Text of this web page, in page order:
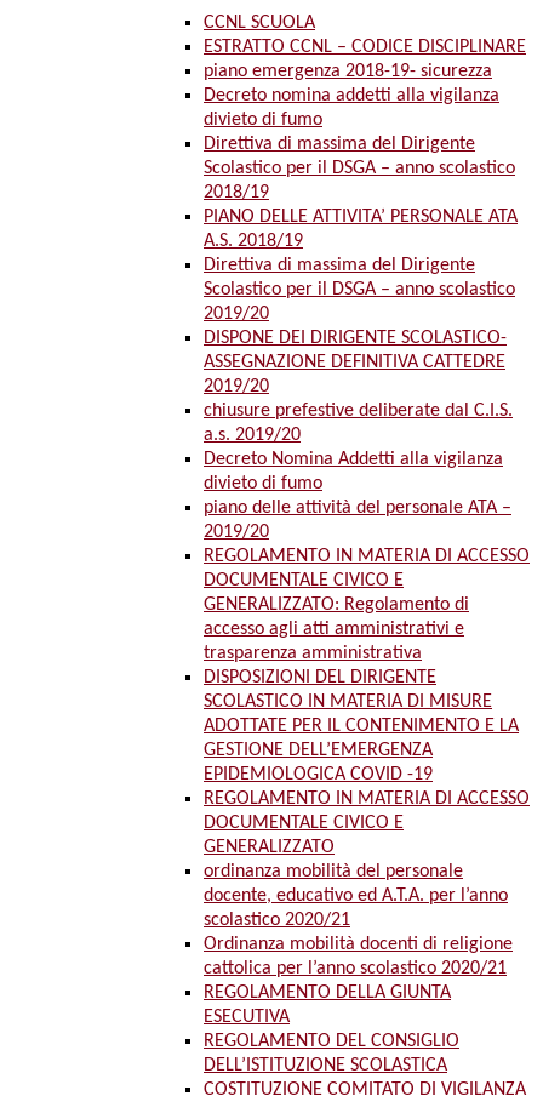
CCNL SCUOLA
ESTRATTO CCNL – CODICE DISCIPLINARE
piano emergenza 2018-19- sicurezza
Decreto nomina addetti alla vigilanza
divieto di fumo
Direttiva di massima del Dirigente
Scolastico per il DSGA – anno scolastico
2018/19
PIANO DELLE ATTIVITA’ PERSONALE ATA
A.S. 2018/19
Direttiva di massima del Dirigente
Scolastico per il DSGA – anno scolastico
2019/20
DISPONE DEI DIRIGENTE SCOLASTICO-
ASSEGNAZIONE DEFINITIVA CATTEDRE
2019/20
chiusure prefestive deliberate dal C.I.S.
a.s. 2019/20
Decreto Nomina Addetti alla vigilanza
divieto di fumo
piano delle attività del personale ATA –
2019/20
REGOLAMENTO IN MATERIA DI ACCESSO
DOCUMENTALE CIVICO E
GENERALIZZATO: Regolamento di
accesso agli atti amministrativi e
trasparenza amministrativa
DISPOSIZIONI DEL DIRIGENTE
SCOLASTICO IN MATERIA DI MISURE
ADOTTATE PER IL CONTENIMENTO E LA
GESTIONE DELL’EMERGENZA
EPIDEMIOLOGICA COVID -19
REGOLAMENTO IN MATERIA DI ACCESSO
DOCUMENTALE CIVICO E
GENERALIZZATO
ordinanza mobilità del personale
docente, educativo ed A.T.A. per l’anno
scolastico 2020/21
Ordinanza mobilità docenti di religione
cattolica per l’anno scolastico 2020/21
REGOLAMENTO DELLA GIUNTA
ESECUTIVA
REGOLAMENTO DEL CONSIGLIO
DELL’ISTITUZIONE SCOLASTICA
COSTITUZIONE COMITATO DI VIGILANZA